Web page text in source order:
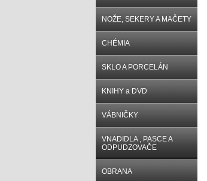
NOŽE, SEKERY A MAČETY
CHÉMIA
SKLO A PORCELÁN
KNIHY a DVD
VÁBNIČKY
VNADIDLA , PASCE A
ODPUDZOVAČE
OBRANA